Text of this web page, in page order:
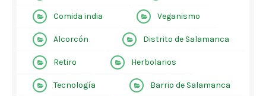
Comida india Veganismo
Alcorcón Distrito de Salamanca
Retiro Herbolarios
Tecnología Barrio de Salamanca